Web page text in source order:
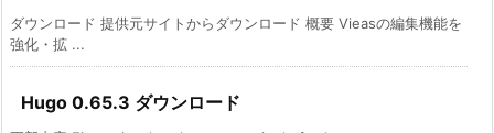
ダウンロード 提供元サイトからダウンロード 概要 Vieasの編集機能を
強化・拡 ...
Hugo 0.65.3 ダウンロード